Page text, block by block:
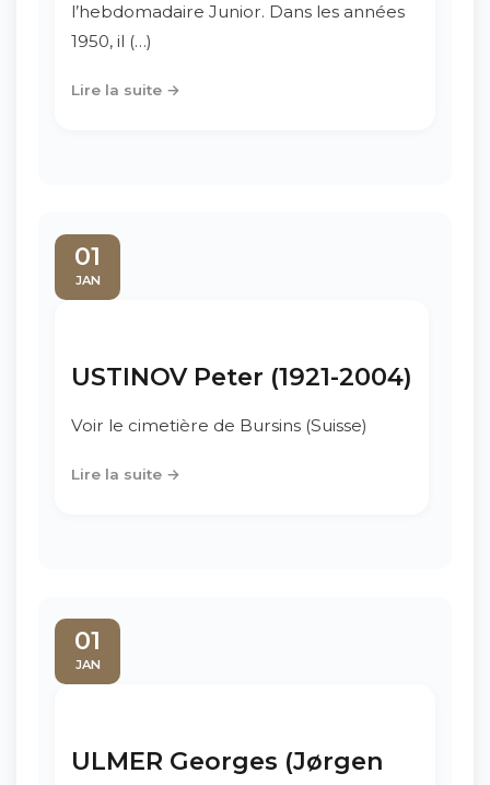
l’hebdomadaire Junior. Dans les années
1950, il (…)
Lire la suite →
01
JAN
USTINOV Peter (1921-2004)
Voir le cimetière de Bursins (Suisse)
Lire la suite →
01
JAN
ULMER Georges (Jørgen